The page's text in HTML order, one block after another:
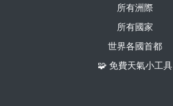
所有洲際
所有國家
世界各國首都
🧩 免費天氣小工具